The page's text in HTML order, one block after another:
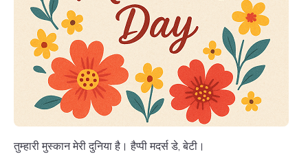
तुम्हारी मुस्कान मेरी दुनिया है। हैप्पी मदर्स डे, बेटी।